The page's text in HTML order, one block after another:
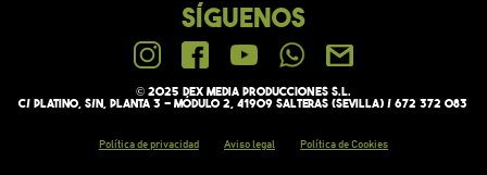
SÍGUENOS
© 2025 Dex media PRODUCCIONES S.L.
C/ Platino, s/n, Planta 3 - Módulo 2, 41909 Salteras (Sevilla) / 672 372 083
Política de privacidad Aviso legal Política de Cookies